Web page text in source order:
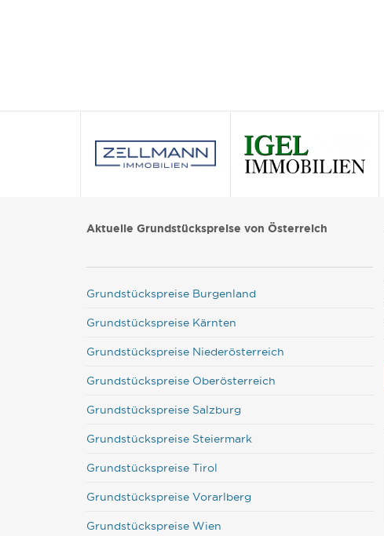
Aktuelle Grundstückspreise von Österreich
Grundstückspreise Burgenland
Grundstückspreise Kärnten
Grundstückspreise Niederösterreich
Grundstückspreise Oberösterreich
Grundstückspreise Salzburg
Grundstückspreise Steiermark
Grundstückspreise Tirol
Grundstückspreise Vorarlberg
Grundstückspreise Wien